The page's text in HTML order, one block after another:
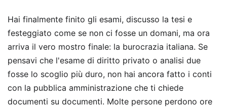
Hai finalmente finito gli esami, discusso la tesi e
festeggiato come se non ci fosse un domani, ma ora
arriva il vero mostro finale: la burocrazia italiana. Se
pensavi che l'esame di diritto privato o analisi due
fosse lo scoglio più duro, non hai ancora fatto i conti
con la pubblica amministrazione che ti chiede
documenti su documenti. Molte persone perdono ore